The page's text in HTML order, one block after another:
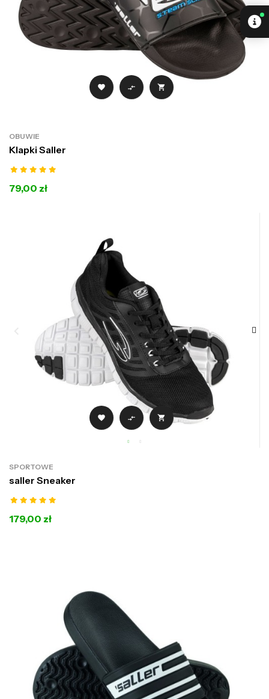
  
OBUWIE
Klapki Saller
79,00 zł
  
SPORTOWE
saller Sneaker
179,00 zł